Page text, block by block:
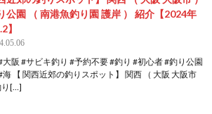
公園 （ 南港魚釣り園 護岸 ） 紹介【2024年
】
大阪 #サビキ釣り #予約不要 #釣り #初心者 #釣り公園
海 【 関西近郊の釣りスポット】 関西 （ 大阪 大阪市
り[…]